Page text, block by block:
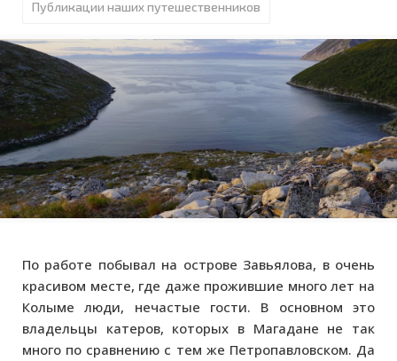
Публикации наших путешественников
По работе побывал на острове Завьялова, в очень
красивом месте, где даже прожившие много лет на
Колыме люди, нечастые гости. В основном это
владельцы катеров, которых в Магадане не так
много по сравнению с тем же Петропавловском. Да